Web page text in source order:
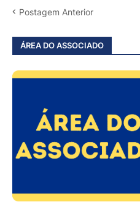
Postagem Anterior
ÁREA DO ASSOCIADO